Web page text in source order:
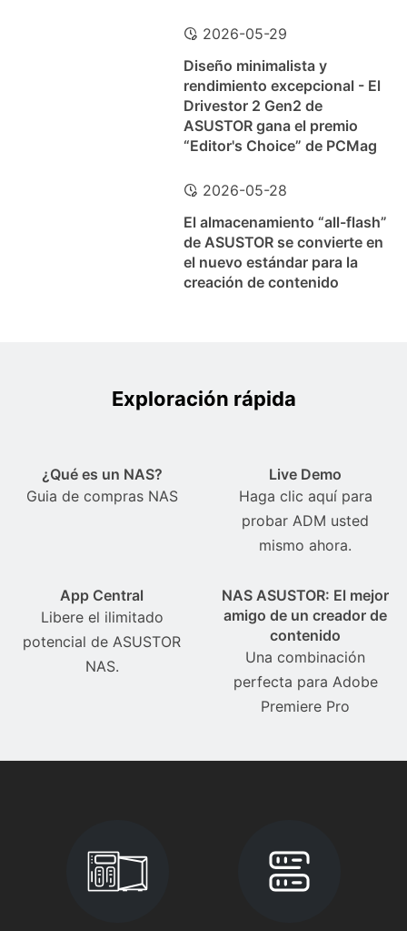
2026-05-29
Diseño minimalista y
rendimiento excepcional - El
Drivestor 2 Gen2 de
ASUSTOR gana el premio
“Editor's Choice” de PCMag
2026-05-28
El almacenamiento “all-flash”
de ASUSTOR se convierte en
el nuevo estándar para la
creación de contenido
Exploración rápida
¿Qué es un NAS?
Guia de compras NAS
Live Demo
Haga clic aquí para
probar ADM usted
mismo ahora.
App Central
Libere el ilimitado
potencial de ASUSTOR
NAS.
NAS ASUSTOR: El mejor
amigo de un creador de
contenido
Una combinación
perfecta para Adobe
Premiere Pro